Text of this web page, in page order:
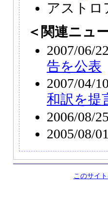
アストロ
＜関連ニュ
2007/06/
告を公表
2007/04/
和訳を提
2006/08/
2005/08/
このサイ